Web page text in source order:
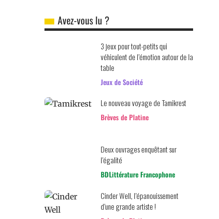
Avez-vous lu ?
3 jeux pour tout-petits qui
véhiculent de l’émotion autour de la
table
Jeux de Société
Le nouveau voyage de Tamikrest
Brèves de Platine
Deux ouvrages enquêtant sur
l’égalité
BDLittérature Francophone
Cinder Well, l’épanouissement
d’une grande artiste !